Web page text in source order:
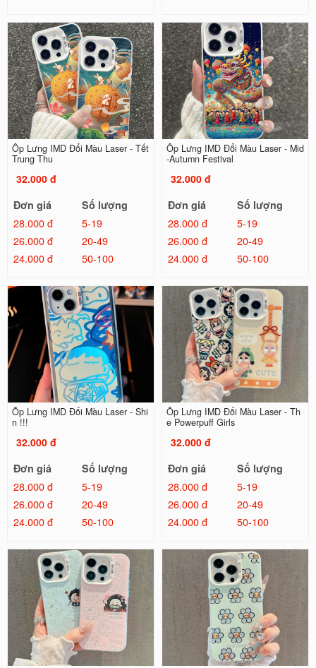
Ốp Lưng IMD Đổi Màu Laser - Tết
Trung Thu
32.000 đ
Đơn giá
Số lượng
28.000 đ
5-19
26.000 đ
20-49
24.000 đ
50-100
Ốp Lưng IMD Đổi Màu Laser - Mid
-Autumn Festival
32.000 đ
Đơn giá
Số lượng
28.000 đ
5-19
26.000 đ
20-49
24.000 đ
50-100
Ốp Lưng IMD Đổi Màu Laser - Shi
n !!!
32.000 đ
Đơn giá
Số lượng
28.000 đ
5-19
26.000 đ
20-49
24.000 đ
50-100
Ốp Lưng IMD Đổi Màu Laser - Th
e Powerpuff Girls
32.000 đ
Đơn giá
Số lượng
28.000 đ
5-19
26.000 đ
20-49
24.000 đ
50-100